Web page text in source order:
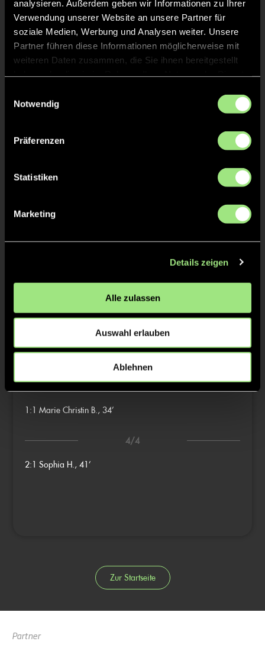
analysieren. Außerdem geben wir Informationen zu Ihrer
Verwendung unserer Website an unsere Partner für
soziale Medien, Werbung und Analysen weiter. Unsere
Partner führen diese Informationen möglicherweise mit
weiteren Daten zusammen, die Sie ihnen bereitgestellt
Notwendig
Präferenzen
Statistiken
Marketing
Details zeigen
Alle zulassen
Auswahl erlauben
Ablehnen
Staff
Frank STAEGEMANN
TW = Torwart & ETW = Ersatztorwart, K = Kapitän
Tore & Karten
2/4
0:1 Charlotte W., 16’
3/4
1:1 Marie Christin B., 34’
4/4
2:1 Sophia H., 41’
Zur Startseite
Partner